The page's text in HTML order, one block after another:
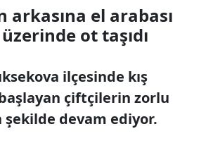
el arabası
ot taşıdı
ilçesinde kış
başlayan çiftçilerin zorlu
şekilde devam ediyor.